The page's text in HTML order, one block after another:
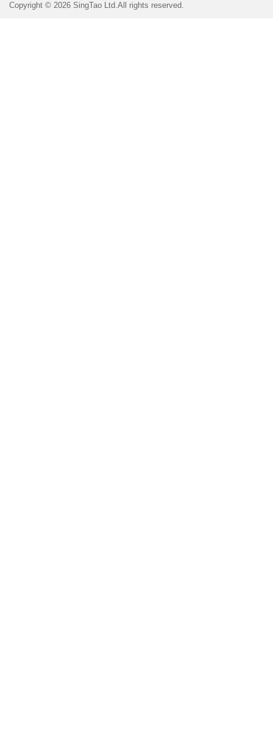
Copyright © 2026 SingTao Ltd.All rights reserved.